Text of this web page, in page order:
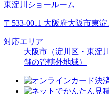
東淀川ショールーム
〒533-0011 大阪府大阪市東
対応エリア
大阪市（淀川区・東淀
舗の管轄外地域）